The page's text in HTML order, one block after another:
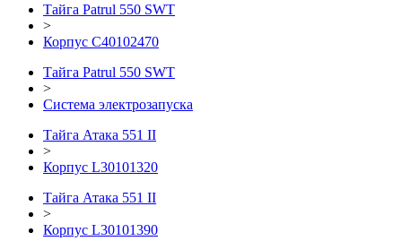
Тайга Patrul 550 SWT
>
Корпус С40102470
Тайга Patrul 550 SWT
>
Система электрозапуска
Тайга Атака 551 II
>
Корпус L30101320
Тайга Атака 551 II
>
Корпус L30101390